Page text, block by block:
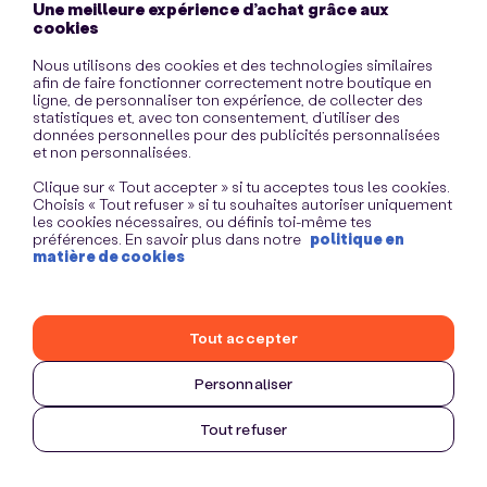
Une meilleure expérience d’achat grâce aux
cookies
Nous utilisons des cookies et des technologies similaires
afin de faire fonctionner correctement notre boutique en
ligne, de personnaliser ton expérience, de collecter des
statistiques et, avec ton consentement, d’utiliser des
données personnelles pour des publicités personnalisées
et non personnalisées.
Clique sur « Tout accepter » si tu acceptes tous les cookies.
Choisis « Tout refuser » si tu souhaites autoriser uniquement
les cookies nécessaires, ou définis toi-même tes
préférences. En savoir plus dans notre politique en
matière de cookies
Personnaliser
Tout refuser
Tout accepter